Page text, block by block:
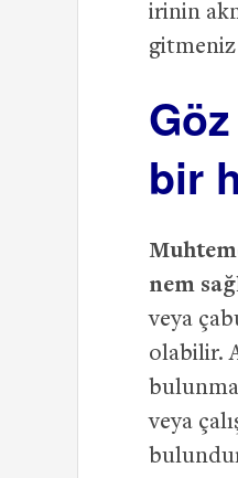
irinin
bir
nem
veya
olabilir.
veya